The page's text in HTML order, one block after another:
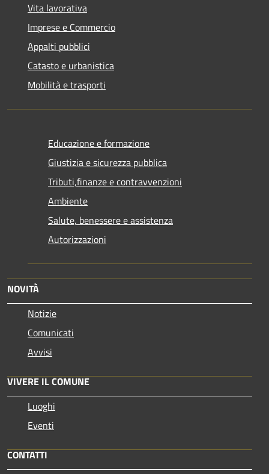
Vita lavorativa
Imprese e Commercio
Appalti pubblici
Catasto e urbanistica
Mobilità e trasporti
Educazione e formazione
Giustizia e sicurezza pubblica
Tributi,finanze e contravvenzioni
Ambiente
Salute, benessere e assistenza
Autorizzazioni
NOVITÀ
Notizie
Comunicati
Avvisi
VIVERE IL COMUNE
Luoghi
Eventi
CONTATTI